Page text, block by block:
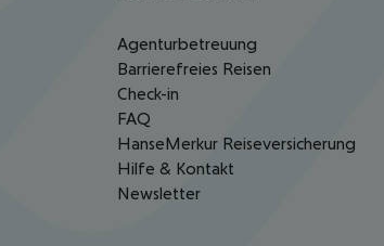
Agenturbetreuung
Barrierefreies Reisen
Check-in
FAQ
HanseMerkur Reiseversicherung
Hilfe & Kontakt
Newsletter